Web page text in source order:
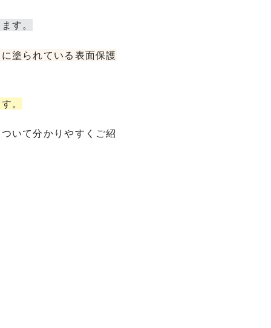
す。
塗られている表面保護
。
いて分かりやすくご紹